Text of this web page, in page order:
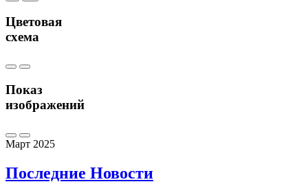
Цветовая
схема
Показ
изображений
Март 2025
Последние Новости